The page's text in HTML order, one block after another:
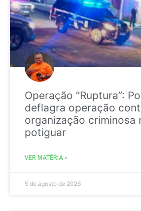
Operação “Ruptura”:
deflagra operação
organização criminosa
potiguar
VER MATÉRIA »
5 de agosto de 2026